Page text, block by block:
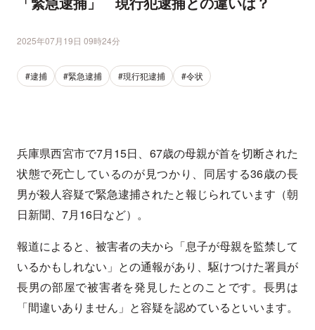
2025年07月19日 09時24分
#逮捕 #緊急逮捕 #現行犯逮捕 #令状
兵庫県西宮市で7月15日、67歳の母親が首を切断された
状態で死亡しているのが見つかり、同居する36歳の長
男が殺人容疑で緊急逮捕されたと報じられています（朝
日新聞、7月16日など）。
報道によると、被害者の夫から「息子が母親を監禁して
いるかもしれない」との通報があり、駆けつけた署員が
長男の部屋で被害者を発見したとのことです。長男は
「間違いありません」と容疑を認めているといいます。